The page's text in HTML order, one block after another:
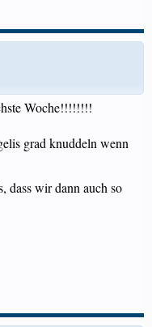
Woche!!!!!!!!
grad knuddeln wenn
dass wir dann auch so